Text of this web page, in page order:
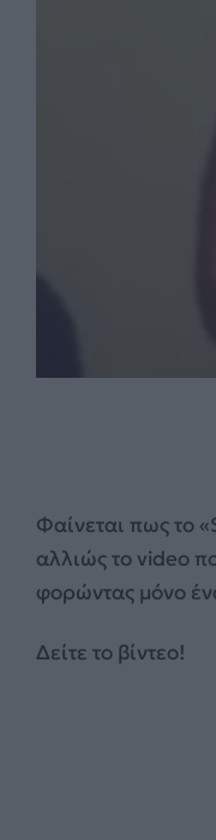
Φαίνεται πως το
αλλιώς το video
φορώντας μόνο
Δείτε το βίντεο!